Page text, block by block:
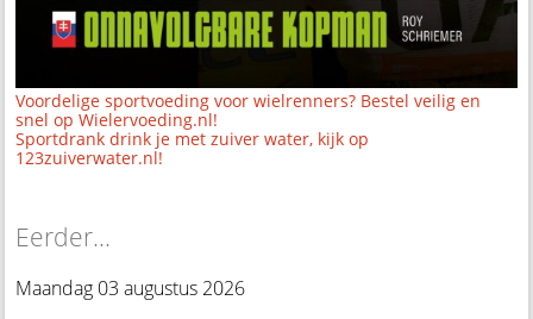
Voordelige sportvoeding voor wielrenners? Bestel veilig en
snel op Wielervoeding.nl!
Sportdrank drink je met zuiver water, kijk op
123zuiverwater.nl!
Eerder...
Maandag 03 augustus 2026